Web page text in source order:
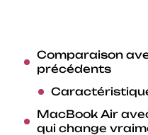
Comparaison
précédents
MacBook Air
qui change